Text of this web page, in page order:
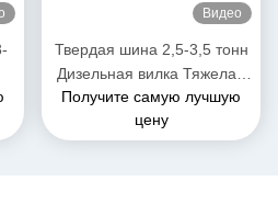
Видео
Твердая шина 2,5-3,5 тонн
Дизельная вилка Тяжелая
грузовик для склада
Получите самую лучшую
цену